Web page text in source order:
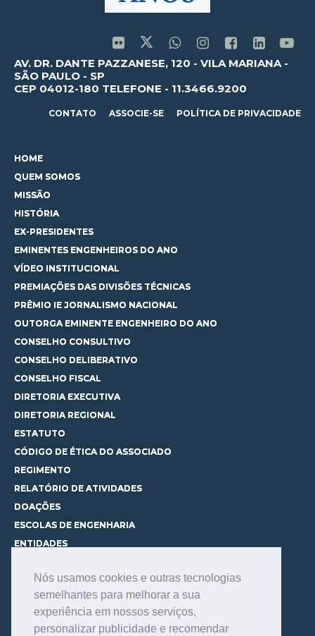
Nós usamos cookies e outras tecnologias
semelhantes para melhorar a sua
experiência em nossos serviços,
personalizar publicidade e recomendar
AV. DR. DANTE PAZZANESE, 120 - VILA MARIANA -
SÃO PAULO - SP
CEP 04012-180 TELEFONE - 11.3466.9200
CONTATO ASSOCIE-SE POLÍTICA DE PRIVACIDADE
HOME
QUEM SOMOS
MISSÃO
HISTÓRIA
EX-PRESIDENTES
EMINENTES ENGENHEIROS DO ANO
VÍDEO INSTITUCIONAL
PREMIAÇÕES DAS DIVISÕES TÉCNICAS
PRÊMIO IE JORNALISMO NACIONAL
OUTORGA EMINENTE ENGENHEIRO DO ANO
CONSELHO CONSULTIVO
CONSELHO DELIBERATIVO
CONSELHO FISCAL
DIRETORIA EXECUTIVA
DIRETORIA REGIONAL
ESTATUTO
CÓDIGO DE ÉTICA DO ASSOCIADO
REGIMENTO
RELATÓRIO DE ATIVIDADES
DOAÇÕES
ESCOLAS DE ENGENHARIA
ENTIDADES
CURSOS
CONHEÇA OS CURSOS
CENTRAL DE MENTORIA